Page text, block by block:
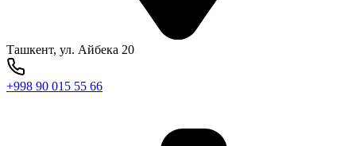
Ташкент, ул. Айбека 20
+998 90 015 55 66